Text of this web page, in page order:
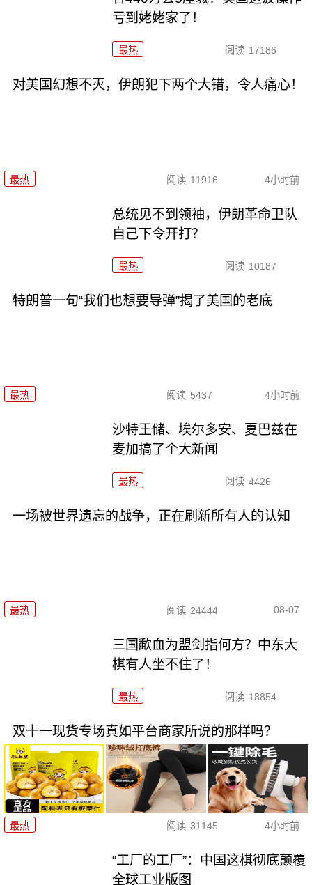
亏到姥姥家了！
最热 阅读 17186
对美国幻想不灭，伊朗犯下两个大错，令人痛心！
最热 阅读 11916 4小时前
总统见不到领袖，伊朗革命卫队
自己下令开打？
最热 阅读 10187
特朗普一句“我们也想要导弹”揭了美国的老底
最热 阅读 5437 4小时前
沙特王储、埃尔多安、夏巴兹在
麦加搞了个大新闻
最热 阅读 4426
一场被世界遗忘的战争，正在刷新所有人的认知
最热 阅读 24444 08-07
三国歃血为盟剑指何方？中东大
棋有人坐不住了！
最热 阅读 18854
双十一现货专场真如平台商家所说的那样吗？
最热 阅读 31145 4小时前
“工厂的工厂”：中国这棋彻底颠覆
全球工业版图